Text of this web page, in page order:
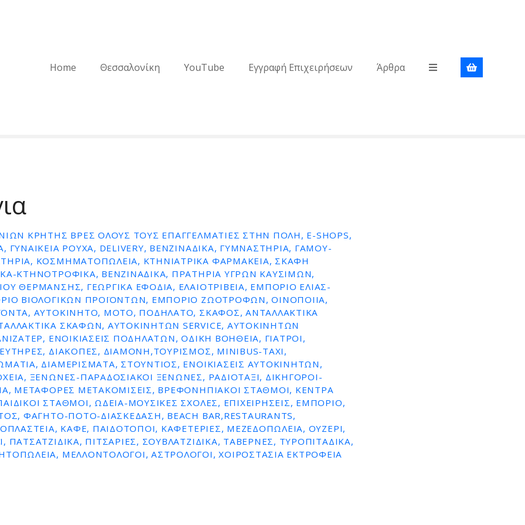
Home Θεσσαλονίκη YouTube Εγγραφή Επιχειρήσεων Άρθρα
ΚΡΉΤΗΣ ΒΡΕΣ ΌΛΟΥΣ ΤΟΥΣ ΕΠΑΓΓΕΛΜΑΤΊΕΣ ΣΤΗΝ ΠΟΛΗ, E-SHOPS,
ΓΥΝΑΙΚΕΊΑ ΡΟΎΧΑ, DELIVERY, ΒΕΝΖΙΝΆΔΙΚΑ, ΓΥΜΝΑΣΤΉΡΙΑ, ΓΆΜΟΥ-
ΚΟΣΜΗΜΑΤΟΠΩΛΕΊΑ, ΚΤΗΝΙΑΤΡΙΚΆ ΦΑΡΜΑΚΕΊΑ, ΣΚΆΦΗ
ΚΤΗΝΟΤΡΟΦΙΚΆ, ΒΕΝΖΙΝΑΔΙΚΑ, ΠΡΑΤΗΡΙΑ ΥΓΡΩΝ ΚΑΥΣΙΜΩΝ,
ΘΕΡΜΑΝΣΗΣ, ΓΕΩΡΓΙΚΆ ΕΦΌΔΙΑ, ΕΛΑΙΟΤΡΙΒΕΊΑ, ΕΜΠΌΡΙΟ ΕΛΙΆΣ-
ΒΙΟΛΟΓΙΚΏΝ ΠΡΟΪΌΝΤΩΝ, ΕΜΠΌΡΙΟ ΖΩΟΤΡΟΦΏΝ, ΟΙΝΟΠΟΙΊΑ,
ΑΥΤΟΚΊΝΗΤΟ, ΜΌΤΟ, ΠΟΔΉΛΑΤΟ, ΣΚΆΦΟΣ, ΑΝΤΑΛΛΑΚΤΙΚΆ
ΣΚΑΦΏΝ, ΑΥΤΟΚΙΝΉΤΩΝ SERVICE, ΑΥΤΟΚΙΝΉΤΩΝ
ΕΝΟΙΚΙΆΣΕΙΣ ΠΟΔΗΛΆΤΩΝ, ΟΔΙΚΉ ΒΟΉΘΕΙΑ, ΓΙΑΤΡΟΊ,
ΔΙΑΚΟΠΈΣ, ΔΙΑΜΟΝΉ,ΤΟΥΡΙΣΜΌΣ, MINIBUS-TAXI,
ΔΙΑΜΕΡΊΣΜΑΤΑ, ΣΤΟΎΝΤΙΟΣ, ΕΝΟΙΚΙΆΣΕΙΣ ΑΥΤΟΚΙΝΉΤΩΝ,
ΞΕΝΏΝΕΣ-ΠΑΡΑΔΟΣΙΑΚΟΊ ΞΕΝΏΝΕΣ, ΡΑΔΙΟΤΑΞΊ, ΔΙΚΗΓΌΡΟΙ-
ΜΕΤΑΦΟΡΈΣ ΜΕΤΑΚΟΜΊΣΕΙΣ, ΒΡΕΦΟΝΗΠΙΑΚΟΊ ΣΤΑΘΜΟΊ, ΚΈΝΤΡΑ
ΣΤΑΘΜΟΊ, ΩΔΕΊΑ-ΜΟΥΣΙΚΈΣ ΣΧΟΛΈΣ, ΕΠΙΧΕΙΡΉΣΕΙΣ, ΕΜΠΌΡΙΟ,
ΦΑΓΗΤΌ-ΠΟΤΌ-ΔΙΑΣΚΈΔΑΣΗ, BEACH BAR,RESTAURANTS,
ΚΑΦΈ, ΠΑΙΔΌΤΟΠΟΙ, ΚΑΦΕΤΈΡΙΕΣ, ΜΕΖΕΔΟΠΩΛΕΊΑ, ΟΥΖΕΡΊ,
ΠΙΤΣΑΡΊΕΣ, ΣΟΥΒΛΑΤΖΊΔΙΚΑ, ΤΑΒΈΡΝΕΣ, ΤΥΡΟΠΙΤΆΔΙΚΑ,
ΜΕΛΛΟΝΤΟΛΟΓΟΙ, ΑΣΤΡΟΛΌΓΟΙ, ΧΟΙΡΟΣΤΑΣΙΑ ΕΚΤΡΟΦΕΙΑ